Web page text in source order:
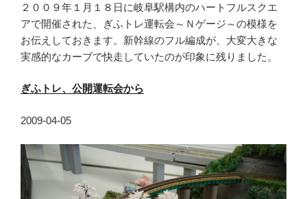
２００９年１月１８日に岐阜駅構内のハートフルスクエ
アで開催された、ぎふトレ運転会～Ｎゲージ～の模様を
お伝えしておきます。新幹線のフル編成が、大変大きな
実感的なカーブで快走していたのが印象に残りました。
ぎふトレ、公開運転会から
2009-04-05